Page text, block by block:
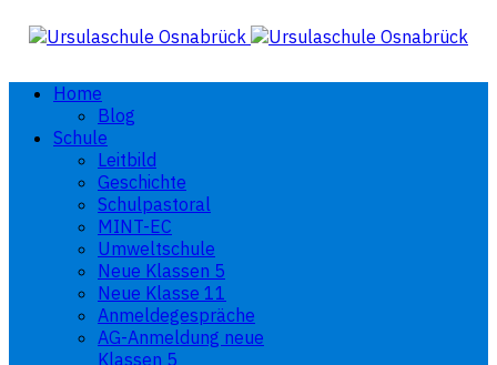
Home
Blog
Schule
Leitbild
Geschichte
Schulpastoral
MINT-EC
Umweltschule
Neue Klassen 5
Neue Klasse 11
Anmeldegespräche
AG-Anmeldung neue
Klassen 5